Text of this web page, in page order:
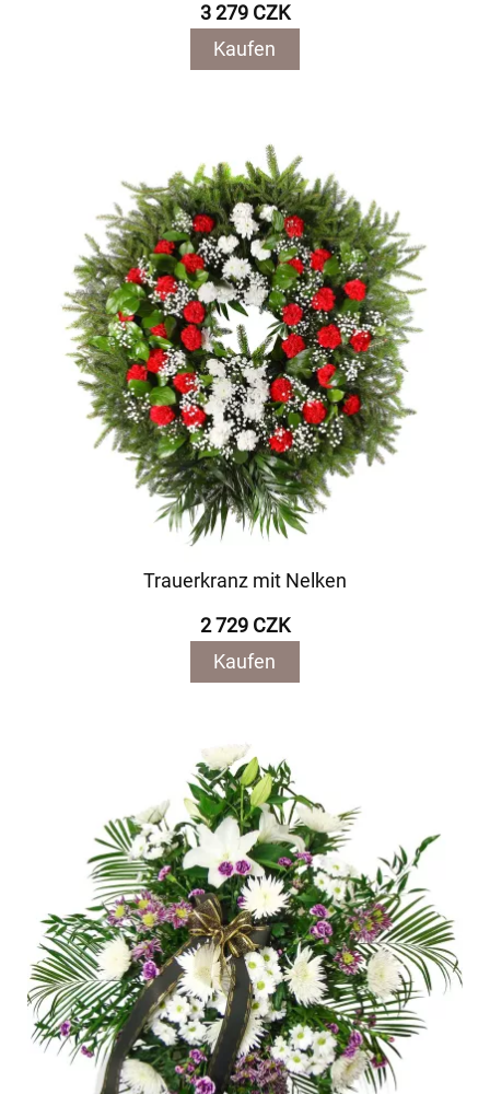
3 279 CZK
Kaufen
Trauerkranz mit Nelken
2 729 CZK
Kaufen